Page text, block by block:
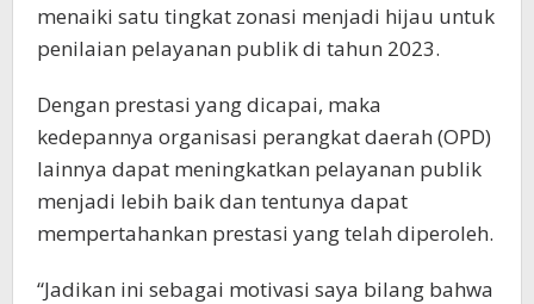
menaiki satu tingkat zonasi menjadi hijau untuk
penilaian pelayanan publik di tahun 2023.
Dengan prestasi yang dicapai, maka
kedepannya organisasi perangkat daerah (OPD)
lainnya dapat meningkatkan pelayanan publik
menjadi lebih baik dan tentunya dapat
mempertahankan prestasi yang telah diperoleh.
“Jadikan ini sebagai motivasi saya bilang bahwa